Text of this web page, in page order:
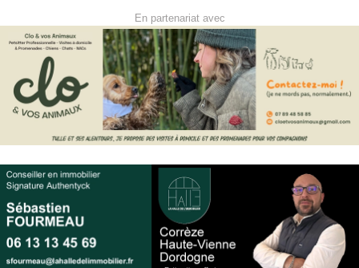
En partenariat avec